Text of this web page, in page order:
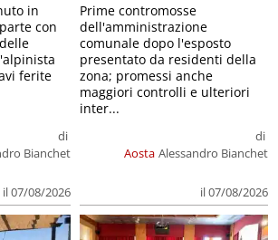
di
Bianchet
il 07/08/2026
in
con
ferite
Aosta
di
Alessandro Bianchet
il 07/08/2026
Prime contromosse
dell'amministrazione
comunale dopo l'esposto
presentato da residenti della
zona; promessi anche
maggiori controlli e ulteriori
inter...